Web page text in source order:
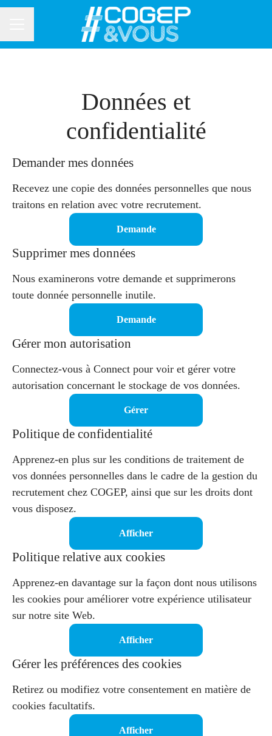
MENU CARRIÈRE
Données et
confidentialité
Demander mes données
Recevez une copie des données personnelles que nous
traitons en relation avec votre recrutement.
Demande
Supprimer mes données
Nous examinerons votre demande et supprimerons
toute donnée personnelle inutile.
Demande
Gérer mon autorisation
Connectez-vous à Connect pour voir et gérer votre
autorisation concernant le stockage de vos données.
Gérer
Politique de confidentialité
Apprenez-en plus sur les conditions de traitement de
vos données personnelles dans le cadre de la gestion du
recrutement chez COGEP, ainsi que sur les droits dont
vous disposez.
Afficher
Politique relative aux cookies
Apprenez-en davantage sur la façon dont nous utilisons
les cookies pour améliorer votre expérience utilisateur
sur notre site Web.
Afficher
Gérer les préférences des cookies
Retirez ou modifiez votre consentement en matière de
cookies facultatifs.
Afficher